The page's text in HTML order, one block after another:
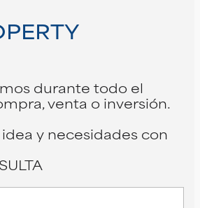
durante todo el
venta o inversión.
y necesidades con